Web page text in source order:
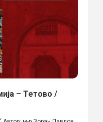
– Тетово /